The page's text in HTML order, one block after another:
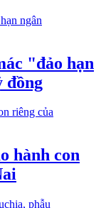
"đảo hạn
đồng
hành con